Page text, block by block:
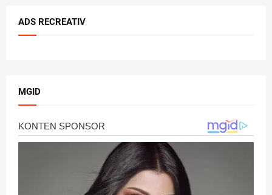
ADS RECREATIV
MGID